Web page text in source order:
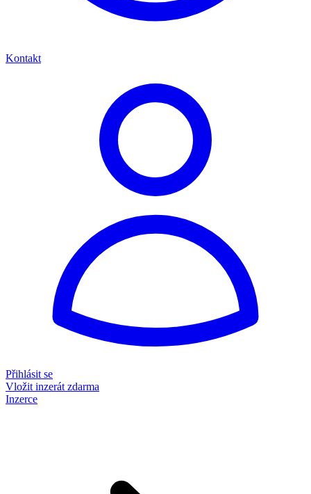
Kontakt
Přihlásit se
Vložit inzerát zdarma
Inzerce